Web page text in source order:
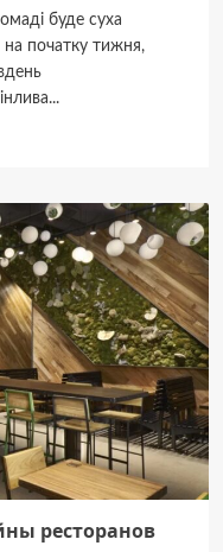
буде суха
початку тижня,
ресторанов